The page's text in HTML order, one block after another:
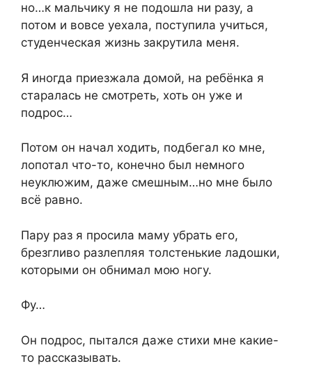
но…к мальчику я не подошла ни разу, а
потом и вовсе уехала, поступила учиться,
студенческая жизнь закрутила меня.
Я иногда приезжала домой, на ребёнка я
старалась не смотреть, хоть он уже и
подрос…
Потом он начал ходить, подбегал ко мне,
лопотал что-то, конечно был немного
неуклюжим, даже смешным…но мне было
всё равно.
Пару раз я просила маму убрать его,
брезгливо разлепляя толстенькие ладошки,
которыми он обнимал мою ногу.
Фу…
Он подрос, пытался даже стихи мне какие-
то рассказывать.